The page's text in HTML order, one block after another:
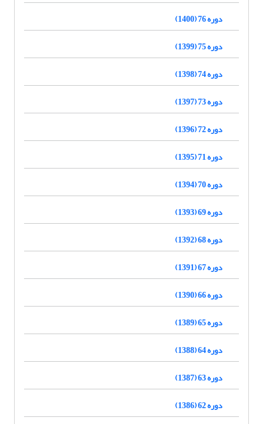
دوره 76 (1400)
دوره 75 (1399)
دوره 74 (1398)
دوره 73 (1397)
دوره 72 (1396)
دوره 71 (1395)
دوره 70 (1394)
دوره 69 (1393)
دوره 68 (1392)
دوره 67 (1391)
دوره 66 (1390)
دوره 65 (1389)
دوره 64 (1388)
دوره 63 (1387)
دوره 62 (1386)